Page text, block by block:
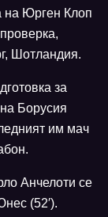
на Юрген Клоп
Шотландия.
за
Борусия
им мач
Анчелоти се
(52′).